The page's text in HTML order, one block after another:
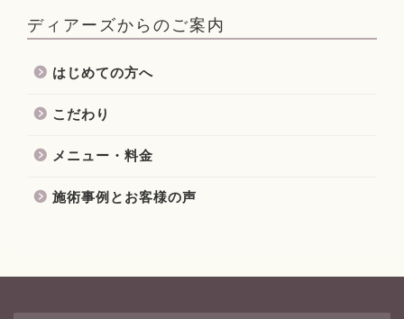
ディアーズからのご案内
はじめての方へ
こだわり
メニュー・料金
施術事例とお客様の声